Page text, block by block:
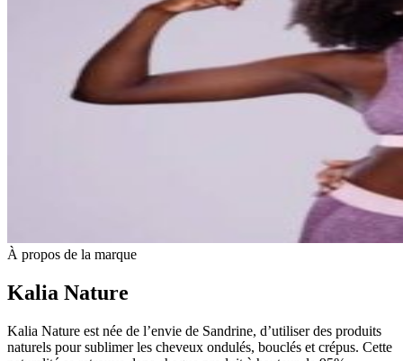
À propos de la marque
Kalia Nature
Kalia Nature est née de l’envie de Sandrine, d’utiliser des produits
naturels pour sublimer les cheveux ondulés, bouclés et crépus. Cette